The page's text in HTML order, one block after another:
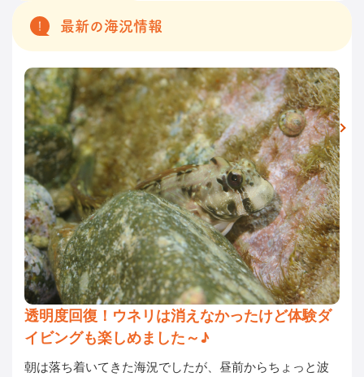
最新の海況情報
透明度回復！ウネリは消えなかったけど体験ダ
イビングも楽しめました～♪
朝は落ち着いてきた海況でしたが、昼前からちょっと波